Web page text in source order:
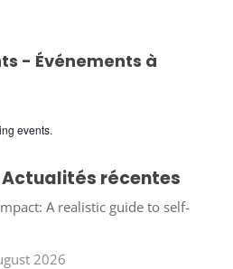
- Événements à
events.
Actualités récentes
A realistic guide to self-
2026